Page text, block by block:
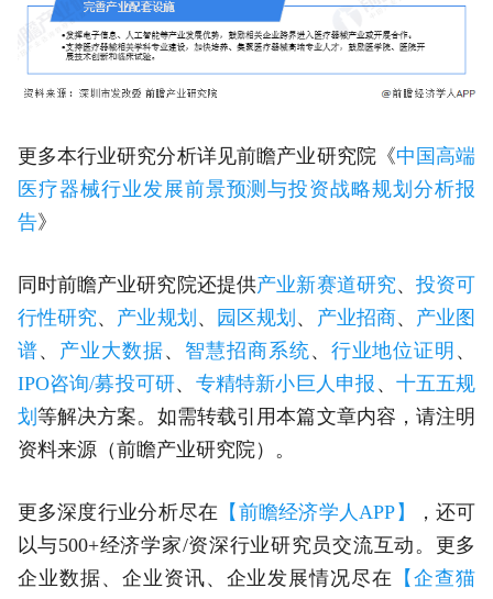
更多本行业研究分析详见前瞻产业研究院《中国高端
医疗器械行业发展前景预测与投资战略规划分析报
告》
同时前瞻产业研究院还提供产业新赛道研究、投资可
行性研究、 产业规划 、 园区规划 、 产业招商、 产业图
谱、 产业大数据、 智慧招商系统、 行业地位证明 、
IPO咨询/募投可研、 专精特新小巨人申报 、 十五五规
划 等解决方案。如需转载引用本篇文章内容，请注明
资料来源（前瞻产业研究院）。
更多深度行业分析尽在 【前瞻经济学人APP】
，还可
以与500+经济学家/资深行业研究员交流互动。更多
企业数据、企业资讯、企业发展情况尽在
【企查猫